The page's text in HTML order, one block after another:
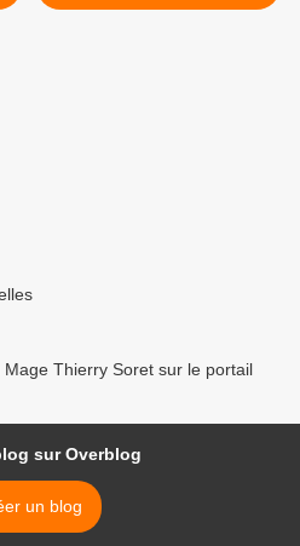
Thierry Soret sur le portail
sur Overblog
un blog